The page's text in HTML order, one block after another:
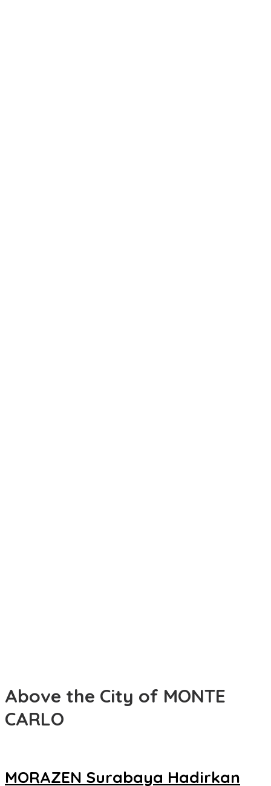
Above the City of MONTE
CARLO
MORAZEN Surabaya Hadirkan